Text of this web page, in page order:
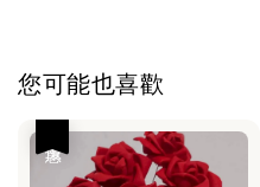
您可能也喜歡